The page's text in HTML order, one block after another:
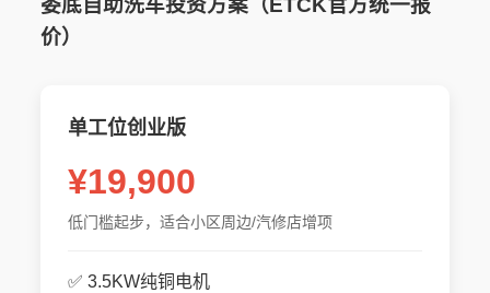
娄底自助洗车投资方案（ETCK官方统一报
价）
单工位创业版
¥19,900
低门槛起步，适合小区周边/汽修店增项
✅ 3.5KW纯铜电机